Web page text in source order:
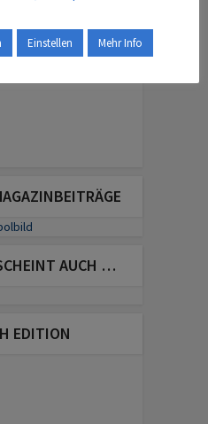
AUCH …
EDITION
Einstellen Mehr Info